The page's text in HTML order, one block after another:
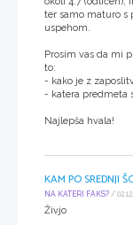
ter samo maturo s
uspehom.
Prosim vas da mi
to:
- kako je z
- katera predmeta
Najlepša hvala!
KAM PO SREDNJI
NA KATERI FAKS? /
Živjo